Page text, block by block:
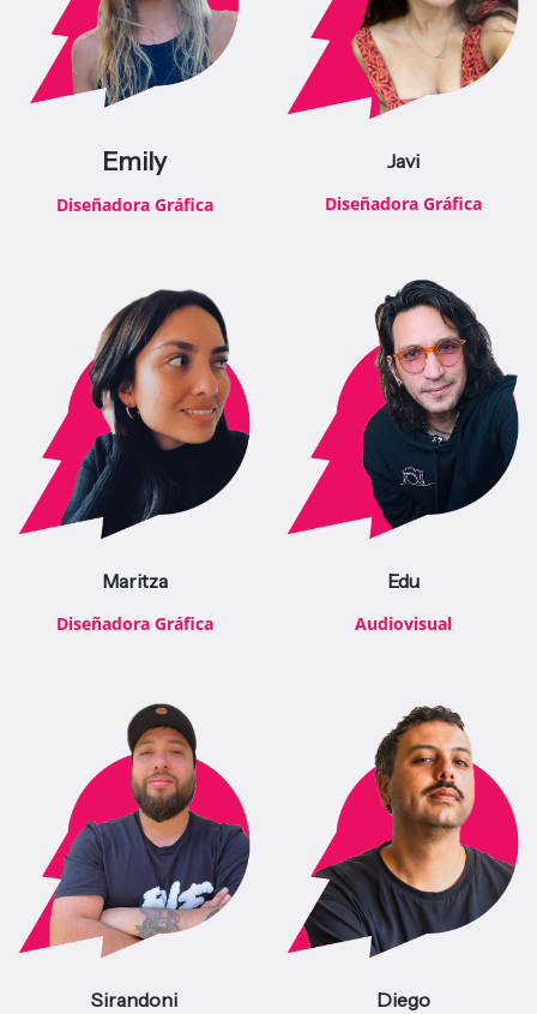
Emily
Diseñadora Gráfica
Javi
Diseñadora Gráfica
Maritza
Diseñadora Gráfica
Edu
Audiovisual
Sirandoni Diego